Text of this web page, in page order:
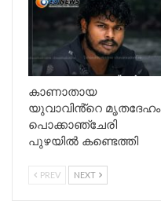
കാണാതായ
യുവാവിൻ്റെ മൃതദേഹം
പൊക്കാഞ്ചേരി
പുഴയിൽ കണ്ടെത്തി
PREV NEXT